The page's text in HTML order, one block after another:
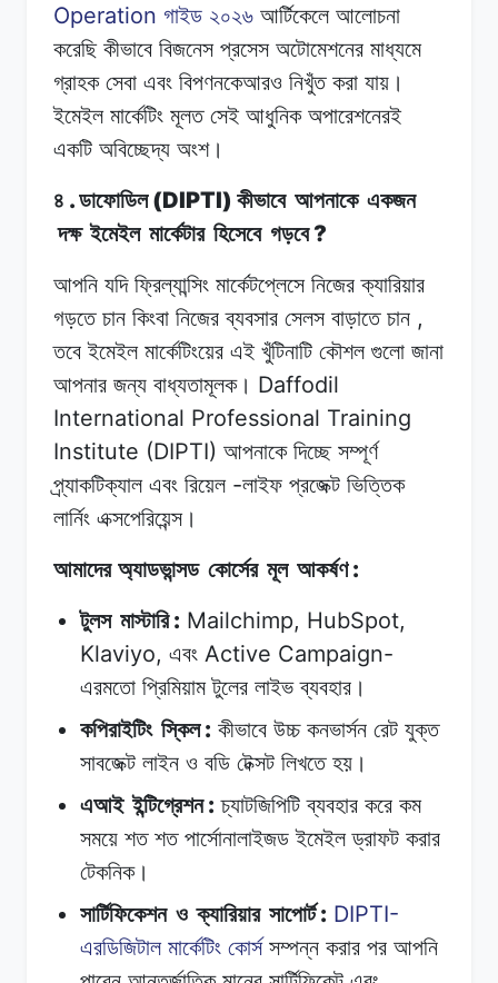
Operation গাইড ২০২৬ আর্টিকেলে আলোচনা
করেছি কীভাবে বিজনেস প্রসেস অটোমেশনের মাধ্যমে
গ্রাহক সেবা এবং বিপণনকেআরও নিখুঁত করা যায়।
ইমেইল মার্কেটিং মূলত সেই আধুনিক অপারেশনেরই
একটি অবিচ্ছেদ্য অংশ।
৪ .ডাফোডিল(DIPTI) কীভাবে আপনাকে একজন
দক্ষ ইমেইল মার্কেটার হিসেবে গড়বে?
আপনি যদি ফ্রিল্যান্সিং মার্কেটপ্লেসে নিজের ক্যারিয়ার
গড়তে চান কিংবা নিজের ব্যবসার সেলস বাড়াতে চান ,
তবে ইমেইল মার্কেটিংয়ের এই খুঁটিনাটি কৌশল গুলো জানা
আপনার জন্য বাধ্যতামূলক। Daffodil
International Professional Training
Institute (DIPTI) আপনাকে দিচ্ছে সম্পূর্ণ
প্র্যাকটিক্যাল এবং রিয়েল-লাইফ প্রজেক্ট ভিত্তিক
লার্নিং এক্সপেরিয়েন্স।
আমাদের অ্যাডভান্সড কোর্সের মূল আকর্ষণ:
টুলস মাস্টারি: Mailchimp, HubSpot,
Klaviyo, এবং Active Campaign-
এরমতো প্রিমিয়াম টুলের লাইভ ব্যবহার।
কপিরাইটিং স্কিল: কীভাবে উচ্চ কনভার্সন রেট যুক্ত
সাবজেক্ট লাইন ও বডি টেক্সট লিখতে হয়।
এআই ইন্টিগ্রেশন: চ্যাটজিপিটি ব্যবহার করে কম
সময়ে শত শত পার্সোনালাইজড ইমেইল ড্রাফট করার
টেকনিক।
সার্টিফিকেশন ও ক্যারিয়ার সাপোর্ট: DIPTI-
এরডিজিটাল মার্কেটিং কোর্স সম্পন্ন করার পর আপনি